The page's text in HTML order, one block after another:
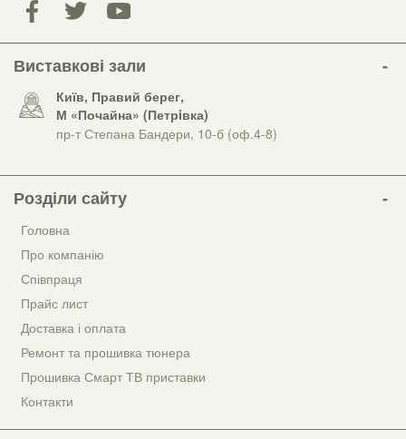
Виставкові зали
Київ, Правий берег,
М «Почайна» (Петрiвка)
пр-т Степана Бандери, 10-б (оф.4-8)
Розділи сайту
Головна
Про компанію
Співпраця
Прайс лист
Доставка і оплата
Ремонт та прошивка тюнера
Прошивка Смарт ТВ приставки
Контакти